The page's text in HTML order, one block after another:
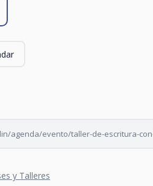
agenda/evento/taller-de-escritura-
y Talleres